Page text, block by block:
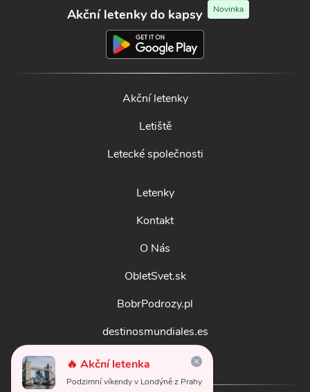
🔥 Akční letenka
Podzimní víkendy v Londýně z Prahy
Akční letenky do kapsy Novinka
Akční letenky
Letiště
Letecké společnosti
Letenky
Kontakt
O Nás
ObletSvet.sk
BobrPodrozy.pl
destinosmundiales.es
guidadestinazioni.it